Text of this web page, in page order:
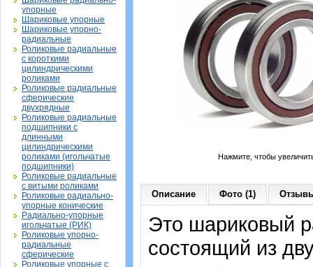
упорные
Шариковые упорные
Шариковые упорно-
радиальные
Роликовые радиальные
с короткими
цилиндрическими
роликами
Роликовые радиальные
сферические
двухрядные
Роликовые радиальные
подшипники с
длинными
цилиндрическими
роликами (игольчатые
подшипники)
Роликовые радиальные
с витыми роликами
Роликовые радиально-
упорные конические
Радиально-упорные
игольчатые (РИК)
Роликовые упорно-
радиальные
сферические
Роликовые упорные с
Нажмите, чтобы
Описание Фото (1)
Это шариковый
состоящий из